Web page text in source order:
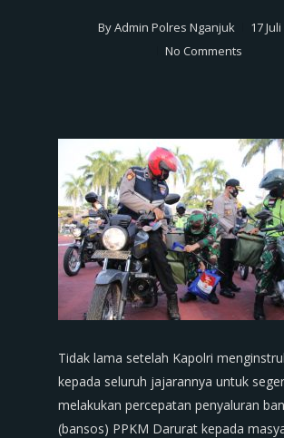
ByAdmin Polres Nganjuk
17
No Comments
Tidak lama setelah Kapolri
kepada seluruh jajarannya untuk
melakukan percepatan penyaluran
(bansos) PPKM Darurat kepada